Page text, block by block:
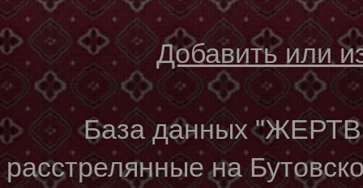
Добавить или
База данных
расстрелянные на